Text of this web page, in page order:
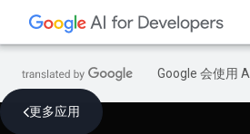
Google 会使用
更多应用